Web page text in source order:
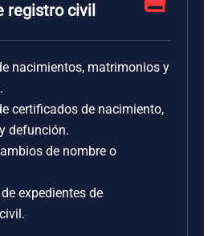
registro civil
nacimientos, matrimonios y
certificados de nacimiento,
defunción.
de nombre o
expedientes de